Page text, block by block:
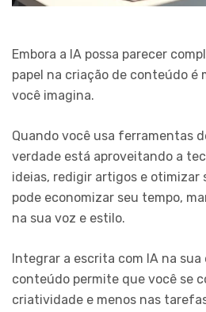
Embora a IA possa parecer
papel na criação de conteúdo é
você imagina.
Quando você usa ferramentas
verdade está aproveitando a
ideias, redigir artigos e otimizar
pode economizar seu tempo,
na sua voz e estilo.
Integrar a escrita com IA na
conteúdo permite que você se
criatividade e menos nas